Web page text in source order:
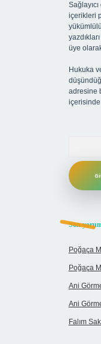
içerikleri
üye
Hukuka
adresine
içerisinde
Son
Poğaça
Poğaça
Ani
Ani
Falım